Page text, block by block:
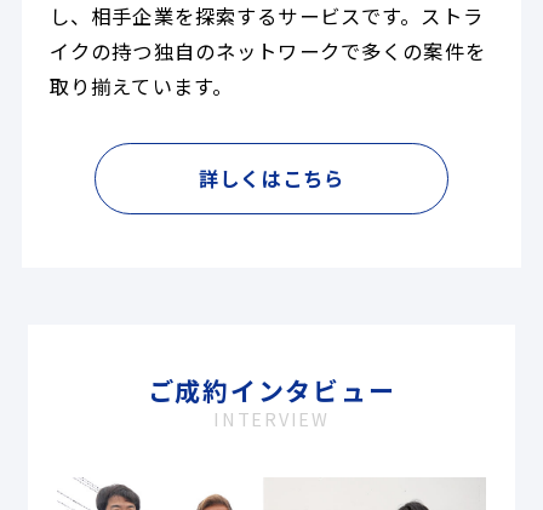
し、相手企業を探索するサービスです。ストラ
イクの持つ独自のネットワークで多くの案件を
取り揃えています。
詳しくはこちら
ご成約インタビュー
INTERVIEW